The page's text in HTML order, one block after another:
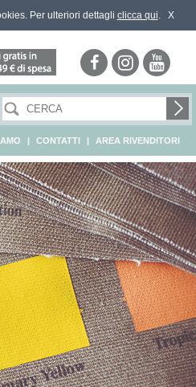
Per ulteriori dettagli clicca qui. X
| CONTATTI | AREA RIVENDITORI